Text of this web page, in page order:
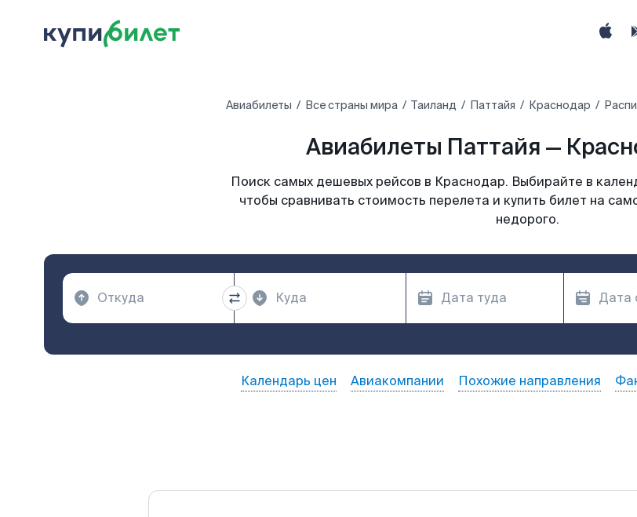
Авиабилеты Все страны мира Таиланд Паттайя Краснодар
Авиабилеты Паттайя —
Поиск самых дешевых рейсов в Краснодар. Выбирайте в
чтобы сравнивать стоимость перелета и купить билет на
недорого.
Календарь цен Авиакомпании Похожие направления